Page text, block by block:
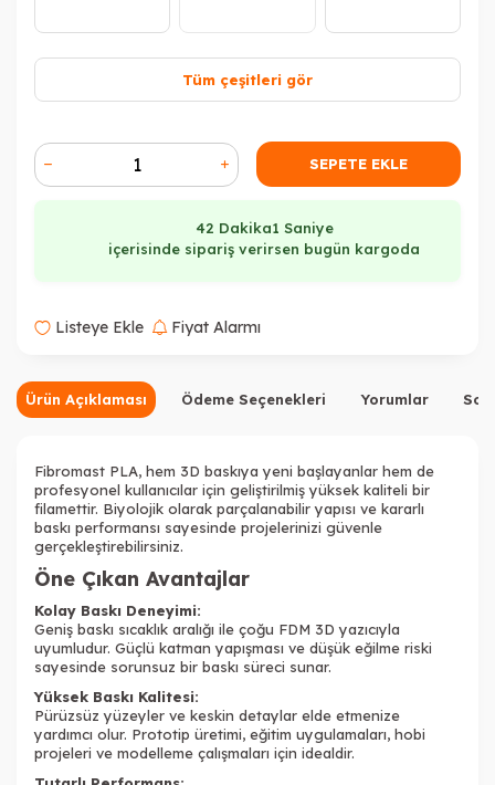
Tüm çeşitleri gör
SEPETE EKLE
42 Dakika1 Saniye
içerisinde sipariş verirsen bugün kargoda
Listeye Ekle Fiyat Alarmı
Ürün Açıklaması Ödeme Seçenekleri Yorumlar
Fibromast PLA, hem 3D baskıya yeni başlayanlar hem de
profesyonel kullanıcılar için geliştirilmiş yüksek kaliteli bir
filamettir. Biyolojik olarak parçalanabilir yapısı ve kararlı
baskı performansı sayesinde projelerinizi güvenle
gerçekleştirebilirsiniz.
Öne Çıkan Avantajlar
Kolay Baskı Deneyimi:
Geniş baskı sıcaklık aralığı ile çoğu FDM 3D yazıcıyla
uyumludur. Güçlü katman yapışması ve düşük eğilme riski
sayesinde sorunsuz bir baskı süreci sunar.
Yüksek Baskı Kalitesi:
Pürüzsüz yüzeyler ve keskin detaylar elde etmenize
yardımcı olur. Prototip üretimi, eğitim uygulamaları, hobi
projeleri ve modelleme çalışmaları için idealdir.